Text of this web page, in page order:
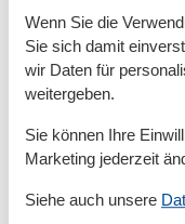
Familienfreundlich
Allergikerger. (tierfrei)
Backofen
Doppelbett
Dusche/WC
Ebenerdig
Etagenbett
Wenn Sie die
Sie sich damit
wir Daten für
weitergeben.
Sie können Ihre
Marketing jederzeit
Siehe auch unsere